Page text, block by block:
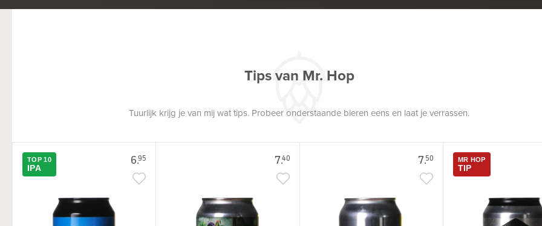
Tips van Mr. Hop
Tuurlijk krijg je van mij wat tips. Probeer onderstaande bieren eens en laat je verrassen.
6.95
TOP 10
IPA
7.40 7.50 MR HOP
TIP